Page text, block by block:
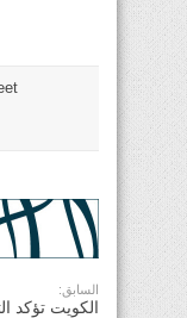
السابق:
الكويت تؤكد